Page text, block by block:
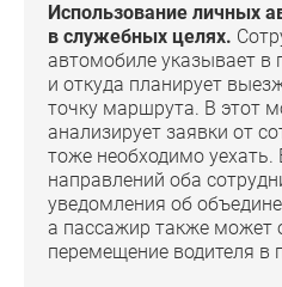
Использование личных
в служебных целях.
автомобиле указывает в
и откуда планирует
точку маршрута. В этот
анализирует заявки от
тоже необходимо уехать.
направлений оба
уведомления об
а пассажир также может
перемещение водителя в